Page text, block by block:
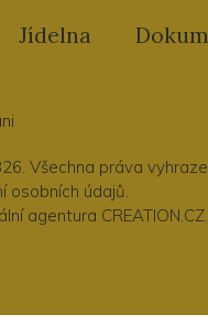
Jídelna
Všechna práva
osobních údajů
agentura CREATION.CZ.